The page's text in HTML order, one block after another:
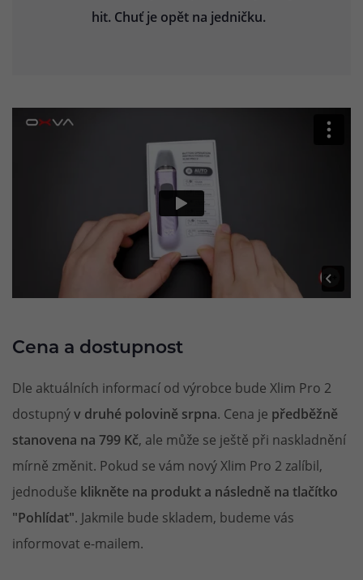
hit. Chuť je opět na jedničku.
Cena a dostupnost
Dle aktuálních informací od výrobce bude Xlim Pro 2
dostupnýv druhé polovině srpna. Cena je předběžně
stanovena na 799 Kč, ale může se ještě při naskladnění
mírně změnit. Pokud se vám nový Xlim Pro 2 zalíbil,
jednoduše klikněte na produkt a následně na tlačítko
"Pohlídat". Jakmile bude skladem, budeme vás
informovat e-mailem.